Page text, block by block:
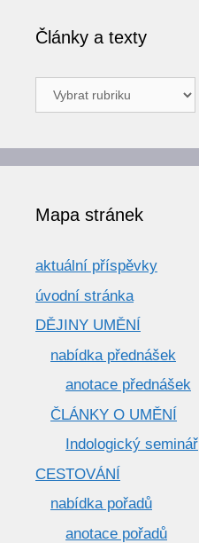
Články a texty
Články
a
Mapa stránek
aktuální příspěvky
úvodní stránka
DĚJINY UMĚNÍ
nabídka přednášek
anotace přednášek
ČLÁNKY O UMĚNÍ
Indologický seminář
CESTOVÁNÍ
nabídka pořadů
anotace pořadů